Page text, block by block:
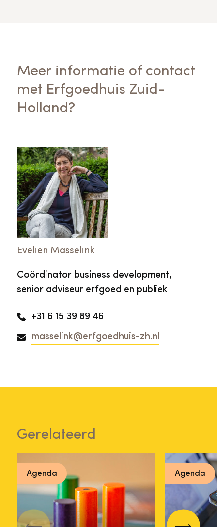
Meer informatie of contact
met Erfgoedhuis Zuid-
Holland?
Evelien Masselink
Coördinator business development,
senior adviseur erfgoed en publiek
+31 6 15 39 89 46
masselink@erfgoedhuis-zh.nl
Gerelateerd
Agenda Agenda